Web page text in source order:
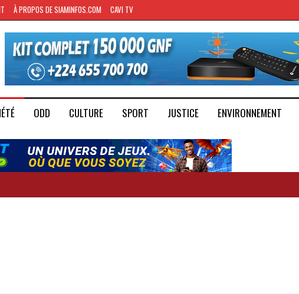
À PROPOS DE SIAMINFOS.COM CAVI TV
ODD CULTURE SPORT JUSTICE ENVIRONNEMENT